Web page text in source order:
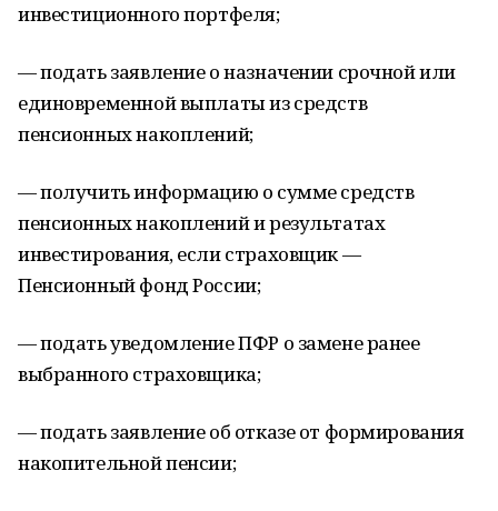
инвестиционного портфеля;
— подать заявление о назначении срочной или
единовременной выплаты из средств
пенсионных накоплений;
— получить информацию о сумме средств
пенсионных накоплений и результатах
инвестирования, если страховщик —
Пенсионный фонд России;
— подать уведомление ПФР о замене ранее
выбранного страховщика;
— подать заявление об отказе от формирования
накопительной пенсии;